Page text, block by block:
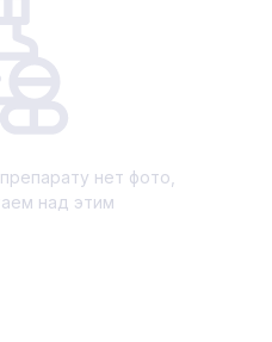
нет фото,
над этим